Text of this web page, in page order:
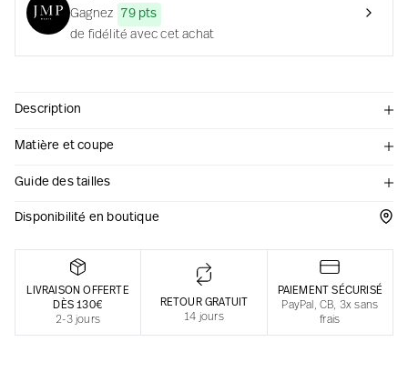
Gagnez
79 pts
de fidélité avec cet achat
Description
Matière et coupe
Guide des tailles
Disponibilité en boutique
LIVRAISON OFFERTE
DÈS 130€
2-3 jours
RETOUR GRATUIT
14 jours
PAIEMENT SÉCURISÉ
PayPal, CB, 3x sans
frais